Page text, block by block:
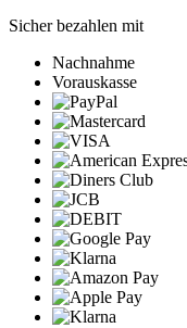
Sicher bezahlen mit
Nachnahme
Vorauskasse